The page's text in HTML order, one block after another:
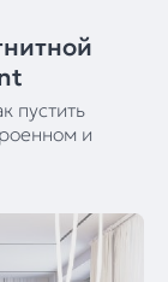
пустить
и